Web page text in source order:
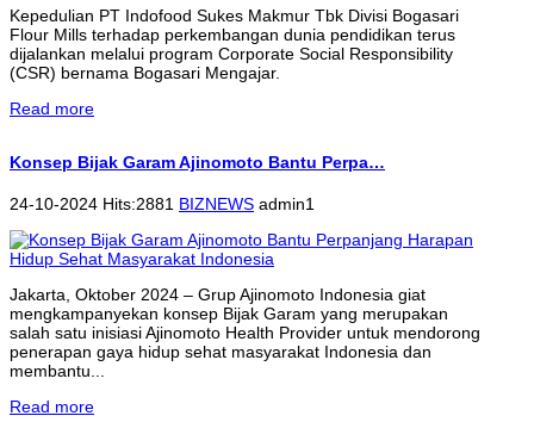
Kepedulian PT Indofood Sukes Makmur Tbk Divisi Bogasari
Flour Mills terhadap perkembangan dunia pendidikan terus
dijalankan melalui program Corporate Social Responsibility
(CSR) bernama Bogasari Mengajar.
Read more
Konsep Bijak Garam Ajinomoto Bantu Perpa…
24-10-2024 Hits:2881 BIZNEWS admin1
Jakarta, Oktober 2024 – Grup Ajinomoto Indonesia giat
mengkampanyekan konsep Bijak Garam yang merupakan
salah satu inisiasi Ajinomoto Health Provider untuk mendorong
penerapan gaya hidup sehat masyarakat Indonesia dan
membantu...
Read more